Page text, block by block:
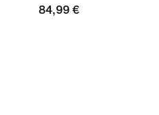
84,99 €